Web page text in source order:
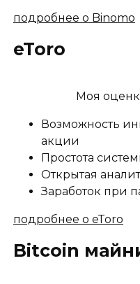
подробнее о Binomo
eToro
Моя
Возможность
акции
Простота
Открытая
Заработок при
подробнее о eToro
Bitcoin